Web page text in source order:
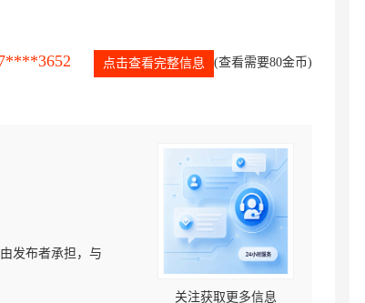
点击查看完整信息 (查看需要80金币)
发布者承担，与
关注获取更多信息